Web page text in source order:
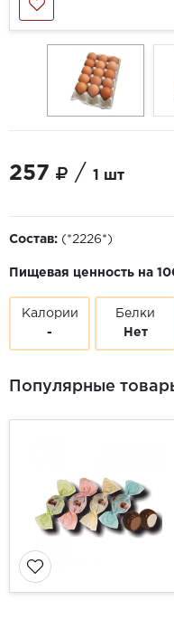
257 / 1 шт
Состав: (*2226*)
Пищевая ценность на
Калории
-
Белки
Нет
Популярные